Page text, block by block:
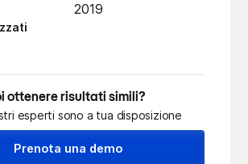
2019
ottenere risultati simili?
esperti sono a tua disposizione
Prenota una demo